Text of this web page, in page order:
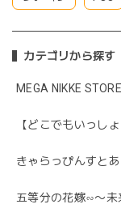
カテゴリから探す
MEGA NIKKE
【どこでもいっし
きゃらっぴんすとあ
五等分の花嫁∽〜